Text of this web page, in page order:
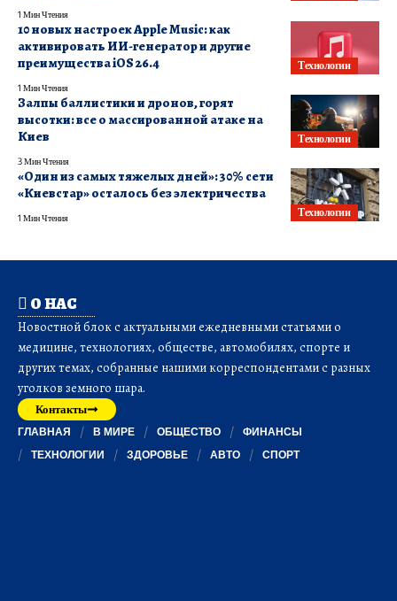
1 Мин Чтения
Технологии
10 новых настроек Apple Music: как
активировать ИИ-генератор и другие
преимущества iOS 26.4
1 Мин Чтения
Технологии
Залпы баллистики и дронов, горят
высотки: все о массированной атаке на
Киев
3 Мин Чтения
Технологии
«Один из самых тяжелых дней»: 30% сети
«Киевстар» осталось без электричества
1 Мин Чтения
О НАС
Новостной блок с актуальными ежедневными статьями о
медицине, технологиях, обществе, автомобилях, спорте и
других темах, собранные нашими корреспондентами с разных
уголков земного шара.
Контакты
ГЛАВНАЯ В МИРЕ ОБЩЕСТВО
ФИНАНСЫ
ТЕХНОЛОГИИ
ЗДОРОВЬЕ АВТО СПОРТ